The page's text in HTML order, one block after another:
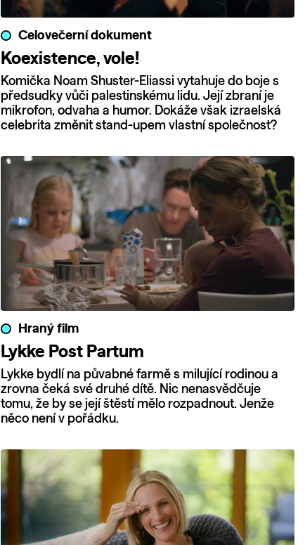
Celovečerní dokument
Koexistence, vole!
Komička Noam Shuster-Eliassi vytahuje do boje s
předsudky vůči palestinskému lidu. Její zbraní je
mikrofon, odvaha a humor. Dokáže však izraelská
celebrita změnit stand-upem vlastní společnost?
Hraný film
Lykke Post Partum
Lykke bydlí na půvabné farmě s milující rodinou a
zrovna čeká své druhé dítě. Nic nenasvědčuje
tomu, že by se její štěstí mělo rozpadnout. Jenže
něco není v pořádku.